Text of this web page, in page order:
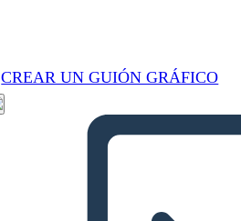
CREAR UN GUIÓN GRÁFICO